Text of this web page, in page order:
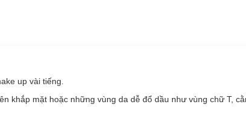
giác bết dính, tạo cảm giác thoải mái suốt cả ngày.
bóng nhờn.
up vài tiếng.
khắp mặt hoặc những vùng da dễ đổ dầu như vùng chữ T,